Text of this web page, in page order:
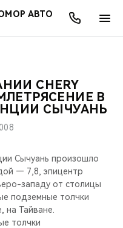
АВТО
CHERY
В
СЫЧУАНЬ
Сычуань произошло
— 7,8, эпицентр
западу от столицы
подземные толчки
на Тайване.
толчки